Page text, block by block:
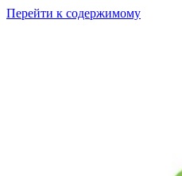
Перейти к содержимому